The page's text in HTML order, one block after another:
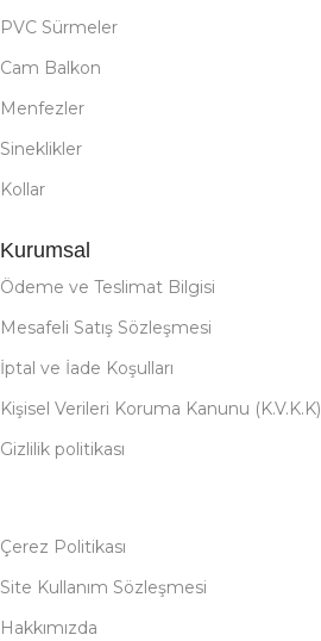
PVC Sürmeler
Cam Balkon
Menfezler
Sineklikler
Kollar
Kurumsal
Ödeme ve Teslimat Bilgisi
Mesafeli Satış Sözleşmesi
İptal ve İade Koşulları
Kişisel Verileri Koruma Kanunu (K.V.K.K)
Gizlilik politikası
Çerez Politikası
Site Kullanım Sözleşmesi
Hakkımızda